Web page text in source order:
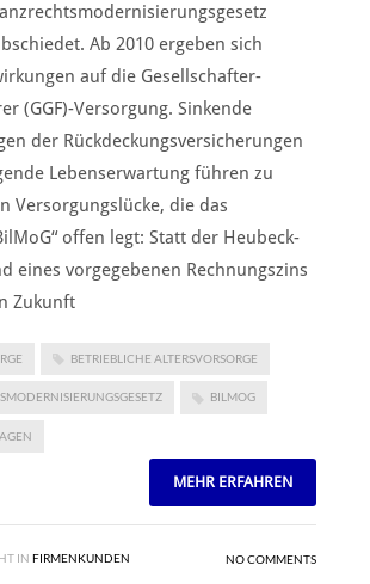
Ab 2010 ergeben sich
auf die Gesellschafter-
(GGF)-Versorgung. Sinkende
der Rückdeckungsversicherungen
Lebenserwartung führen zu
Versorgungslücke, die das
offen legt: Statt der Heubeck-
eines vorgegebenen Rechnungszins
Zukunft
BETRIEBLICHE ALTERSVORSORGE
BILMOG
MEHR ERFAHREN
IN FIRMENKUNDEN NO COMMENTS